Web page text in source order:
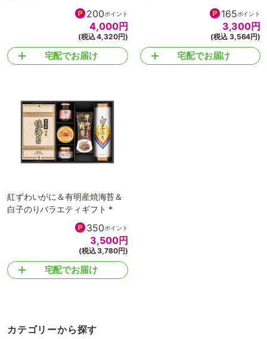
200ポイント
4,000円
(税込 4,320円)
宅配でお届け
165ポイント
3,300円
(税込 3,564円)
宅配でお届け
紅ずわいがに＆有明産焼海苔＆
白子のりバラエティギフト *
350ポイント
3,500円
(税込 3,780円)
宅配でお届け
カテゴリーから探す